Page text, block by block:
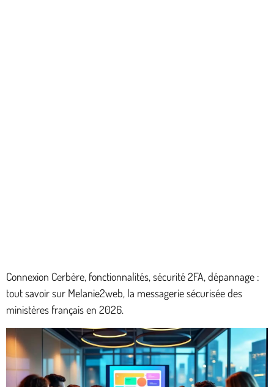
Connexion Cerbère, fonctionnalités, sécurité 2FA, dépannage :
tout savoir sur Melanie2web, la messagerie sécurisée des
ministères français en 2026.